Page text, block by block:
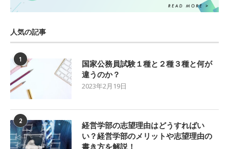
人気の記事
1
国家公務員試験１種と２種３種と何が
違うのか？
2023年2月19日
2
経営学部の志望理由はどうすればい
い？経営学部のメリットや志望理由の
書き方を解説！